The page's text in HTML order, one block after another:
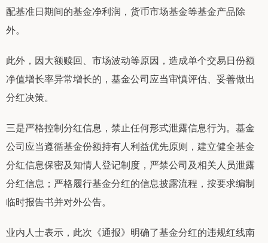
配基准日期间的基金净利润，货币市场基金等基金产品除
外。
此外，因大额赎回、市场波动等原因，造成单个交易日份额
净值增长率异常增长的，基金公司应当审慎评估、妥善做出
分红决策。
三是严格控制分红信息，禁止任何形式泄露信息行为。基金
公司应当遵循基金份额持有人利益优先原则，建立健全基金
分红信息保密及知情人登记制度，严禁公司及相关人员泄露
分红信息；严格履行基金分红的信息披露流程，按要求编制
临时报告书并对外公告。
业内人士表示，此次《通报》明确了基金分红的违规红线南